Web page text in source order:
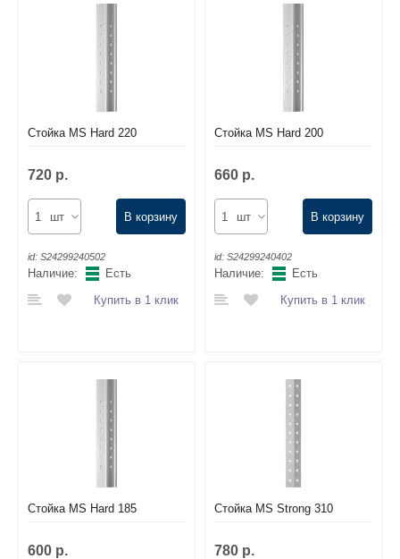
Стойка MS Hard 220
720 р.
шт В корзину
id: S24299240502
Наличие:
Есть
Купить в 1 клик
Стойка MS Hard 200
660 р.
шт В корзину
id: S24299240402
Наличие:
Есть
Купить в 1 клик
Стойка MS Hard 185
600 р.
Стойка MS Strong 310
780 р.